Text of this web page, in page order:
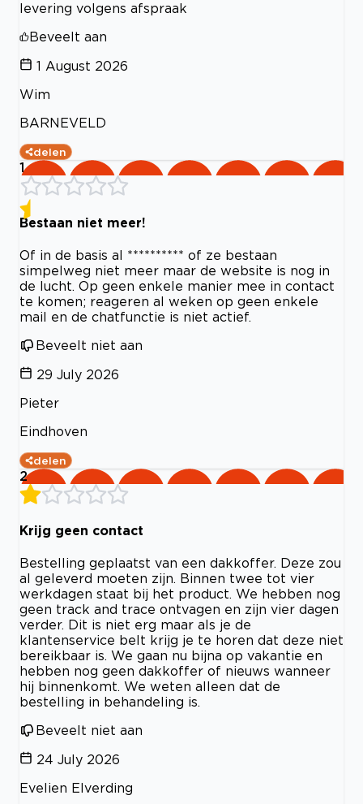
levering volgens afspraak
Beveelt aan
1 August 2026
Wim
BARNEVELD
delen
1
Bestaan niet meer!
Of in de basis al ********** of ze bestaan
simpelweg niet meer maar de website is nog in
de lucht. Op geen enkele manier mee in contact
te komen; reageren al weken op geen enkele
mail en de chatfunctie is niet actief.
Beveelt niet aan
29 July 2026
Pieter
Eindhoven
delen
2
Krijg geen contact
Bestelling geplaatst van een dakkoffer. Deze zou
al geleverd moeten zijn. Binnen twee tot vier
werkdagen staat bij het product. We hebben nog
geen track and trace ontvagen en zijn vier dagen
verder. Dit is niet erg maar als je de
klantenservice belt krijg je te horen dat deze niet
bereikbaar is. We gaan nu bijna op vakantie en
hebben nog geen dakkoffer of nieuws wanneer
hij binnenkomt. We weten alleen dat de
bestelling in behandeling is.
Beveelt niet aan
24 July 2026
Evelien Elverding